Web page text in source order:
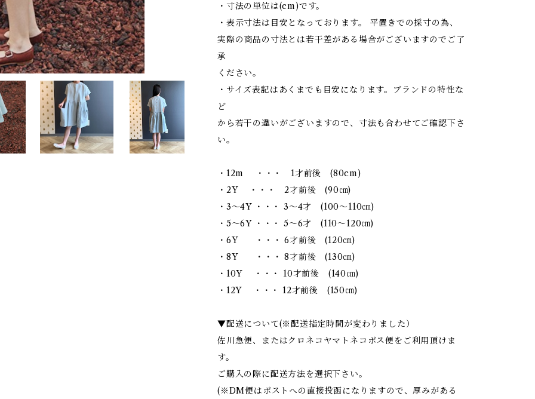
・寸法の単位は(cm)です。
・表示寸法は目安となっております。 平置きでの採寸の為、
実際の商品の寸法とは若干差がある場合がございますのでご了
承
ください。
・サイズ表記はあくまでも目安になります。ブランドの特性な
ど
から若干の違いがございますので、寸法も合わせてご確認下さ
い。
・12m ・・・ 1才前後 (80cm)
・2Y ・・・ 2才前後 (90㎝)
・3～4Y ・・・ 3～4才 (100～110㎝)
・5～6Y ・・・ 5～6才 (110～120㎝)
・6Y ・・・ 6才前後 (120㎝)
・8Y ・・・ 8才前後 (130㎝)
・10Y ・・・ 10才前後 (140㎝)
・12Y ・・・ 12才前後 (150㎝)
▼配送について(※配送指定時間が変わりました）
佐川急便、またはクロネコヤマトネコポス便をご利用頂けま
す。
ご購入の際に配送方法を選択下さい。
(※DM便はポストへの直接投函になりますので、厚みがある